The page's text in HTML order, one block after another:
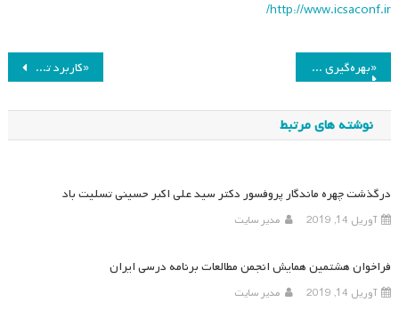
http://www.icsaconf.ir/
راهبری
نوشته
«کاربرد تکنولوژی آموزشی در تدریس» «بهره‌گیری از پژوهش یار هوش مصنوعی برای کنش‌پژوهی»
نوشته های مرتبط
درگذشت چهره ماندگار پروفسور دکتر سید علی اکبر حسینی تسلیت باد
آوریل 14, 2019 مدیر سایت
فراخوان هشتمین همایش انجمن مطالعات برنامه درسی ایران
آوریل 14, 2019 مدیر سایت